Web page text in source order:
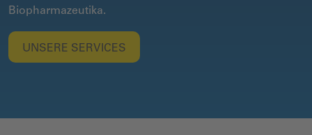
Biopharmazeutika.
UNSERE SERVICES